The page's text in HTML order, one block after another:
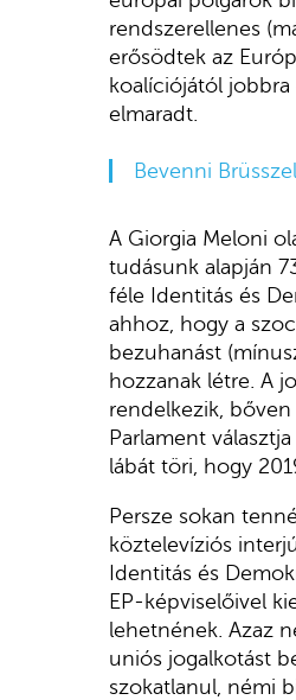
rendszerellenes
erősödtek az
koalíciójától
elmaradt.
Bevenni
A Giorgia Meloni
tudásunk alapján
féle Identitás és
ahhoz, hogy a
bezuhanást
hozzanak létre. A
rendelkezik,
Parlament
lábát töri, hogy
Persze sokan
köztelevíziós
Identitás és
EP-képviselőivel
lehetnének. Azaz
uniós jogalkotást
szokatlanul, némi